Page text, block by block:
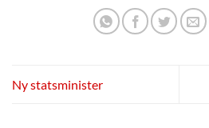
Ny statsminister